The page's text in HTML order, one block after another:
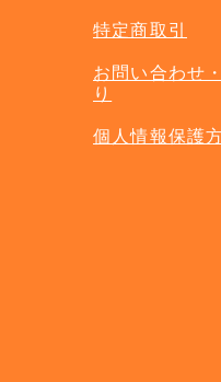
特定商取引
お問い合わせ
り
個人情報保護